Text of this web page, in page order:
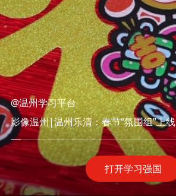
打开学习强国
@温州学习平台
影像温州|温州乐清：春节“氛围组”上线